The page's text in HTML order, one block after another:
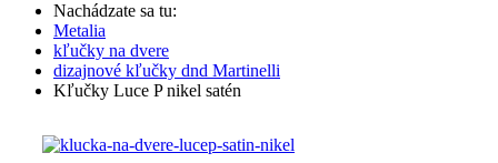
Nachádzate sa tu:
Metalia
kľučky na dvere
dizajnové kľučky dnd Martinelli
Kľučky Luce P nikel satén